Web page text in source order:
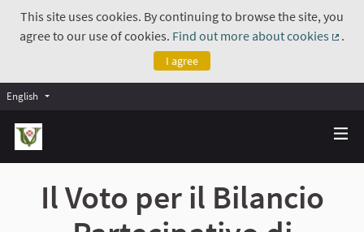
This site uses cookies. By continuing to browse the site, you
agree to our use of cookies. Find out more about cookies
.
I agree
English
Il Voto per il Bilancio